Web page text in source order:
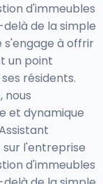
d'immeubles
delà de la simple
à offrir
un point
résidents.
nous
et dynamique
l'entreprise
d'immeubles